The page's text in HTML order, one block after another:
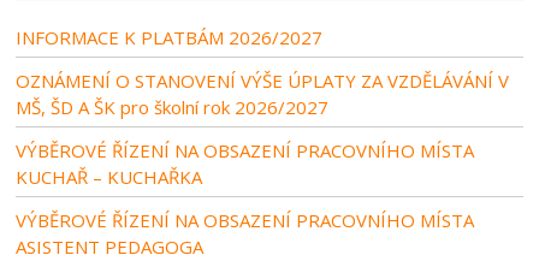
INFORMACE K PLATBÁM 2026/2027
OZNÁMENÍ O STANOVENÍ VÝŠE ÚPLATY ZA VZDĚLÁVÁNÍ V
MŠ, ŠD A ŠK pro školní rok 2026/2027
VÝBĚROVÉ ŘÍZENÍ NA OBSAZENÍ PRACOVNÍHO MÍSTA
KUCHAŘ – KUCHAŘKA
VÝBĚROVÉ ŘÍZENÍ NA OBSAZENÍ PRACOVNÍHO MÍSTA
ASISTENT PEDAGOGA